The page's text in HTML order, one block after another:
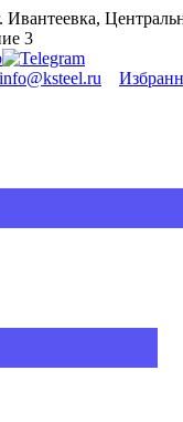
Ивантеевка,
3
info@ksteel.ru